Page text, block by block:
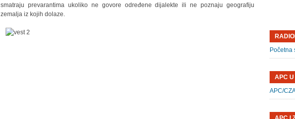
smatraju prevarantima ukoliko ne govore određene dijalekte ili ne poznaju geografiju
zemalja iz kojih dolaze.
Početna
APC U
APC/